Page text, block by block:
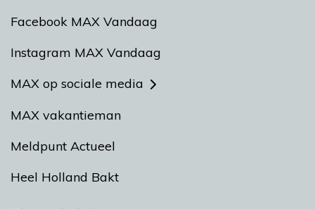
Facebook MAX Vandaag
Instagram MAX Vandaag
MAX op sociale media
MAX vakantieman
Meldpunt Actueel
Heel Holland Bakt